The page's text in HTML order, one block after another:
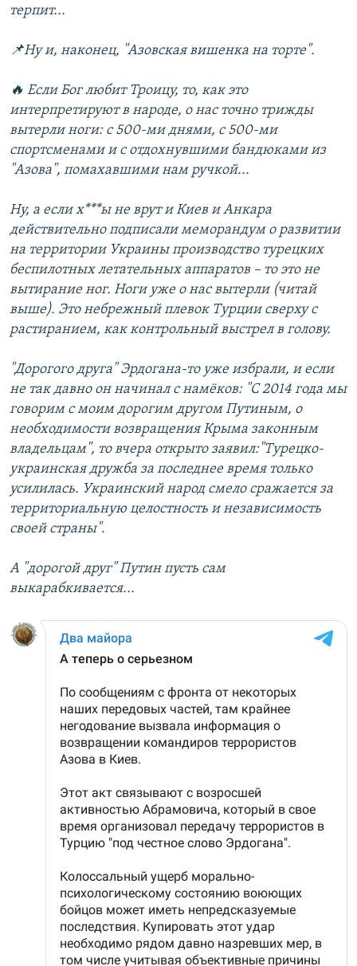
терпит...
📌Ну и, наконец, "Азовская вишенка на торте".
🔥 Если Бог любит Троицу, то, как это
интерпретируют в народе, о нас точно трижды
вытерли ноги: с 500-ми днями, с 500-ми
спортсменами и с отдохнувшими бандюками из
"Азова", помахавшими нам ручкой...
Ну, а если х***ы не врут и Киев и Анкара
действительно подписали меморандум о развитии
на территории Украины производство турецких
беспилотных летательных аппаратов – то это не
вытирание ног. Ноги уже о нас вытерли (читай
выше). Это небрежный плевок Турции сверху с
растиранием, как контрольный выстрел в голову.
"Дорогого друга" Эрдогана-то уже избрали, и если
не так давно он начинал с намёков: "С 2014 года мы
говорим с моим дорогим другом Путиным, о
необходимости возвращения Крыма законным
владельцам", то вчера открыто заявил:"Турецко-
украинская дружба за последнее время только
усилилась. Украинский народ смело сражается за
территориальную целостность и независимость
своей страны".
А "дорогой друг" Путин пусть сам
выкарабкивается...